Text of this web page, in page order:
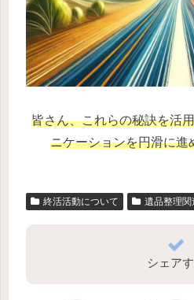
皆さん、これらの秘訣を活
ニケーションを円滑に進
終活活動について 遺品整理関
シェア